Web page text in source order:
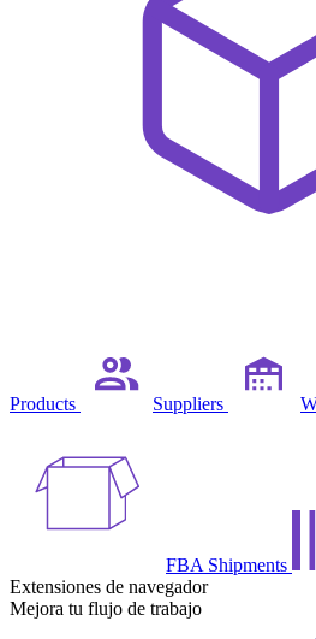
Products Suppliers
FBA Shipments
Extensiones de navegador
Mejora tu flujo de trabajo